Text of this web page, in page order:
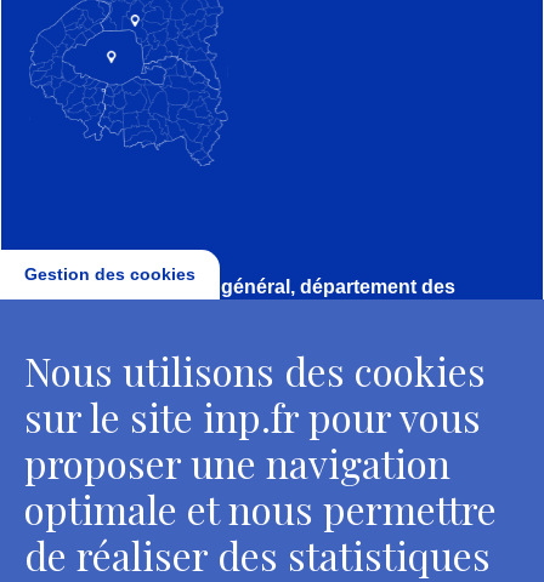
Direction, secrétariat général, département des
2 rue Vivienne - 75002 Paris
Tél. : + 33 1 44 41 16 41
Contacts
Département des restaurateurs
Gestion des cookies
Nous utilisons des cookies
sur le site inp.fr pour vous
proposer une navigation
optimale et nous permettre
de réaliser des statistiques